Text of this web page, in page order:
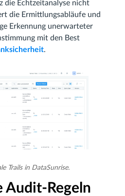
die Echtzeitanalyse nicht
die Ermittlungsabläufe und
Erkennung unerwarteter
mit den Best
.
Trails in DataSunrise.
Audit-Regeln